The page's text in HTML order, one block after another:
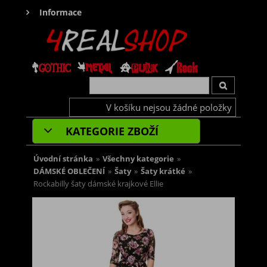
Informace
V košíku nejsou žádné položky
KATEGORIE ZBOŽÍ
Úvodní stránka » Všechny kategorie »
DÁMSKÉ OBLEČENÍ » Šaty » Šaty krátké »
Rockabilly šaty dámské krajkové Ellie